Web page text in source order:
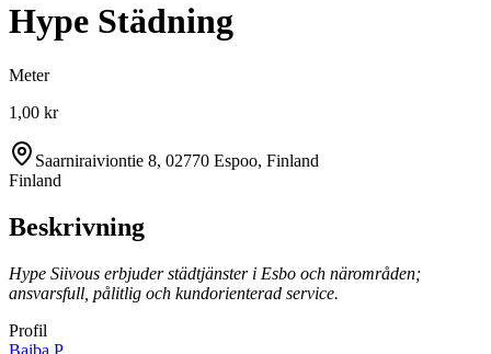
Hype Städning
Meter
1,00 kr
Saarniraiviontie 8, 02770 Espoo, Finland
Finland
Beskrivning
Hype Siivous erbjuder städtjänster i Esbo och närområden;
ansvarsfull, pålitlig och kundorienterad service.
Profil
Baiba P.